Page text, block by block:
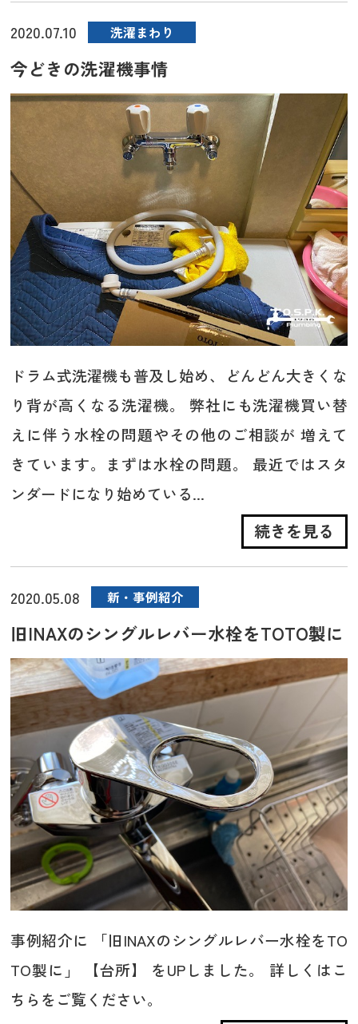
2020.07.10 洗濯まわり
今どきの洗濯機事情
ドラム式洗濯機も普及し始め、どんどん大きくな
り背が高くなる洗濯機。 弊社にも洗濯機買い替
えに伴う水栓の問題やその他のご相談が 増えて
きています。まずは水栓の問題。 最近ではスタ
ンダードになり始めている...
続きを見る
2020.05.08 新・事例紹介
旧INAXのシングルレバー水栓をTOTO製に
事例紹介に 「旧INAXのシングルレバー水栓をTO
TO製に」 【台所】 をUPしました。 詳しくはこ
ちらをご覧ください。